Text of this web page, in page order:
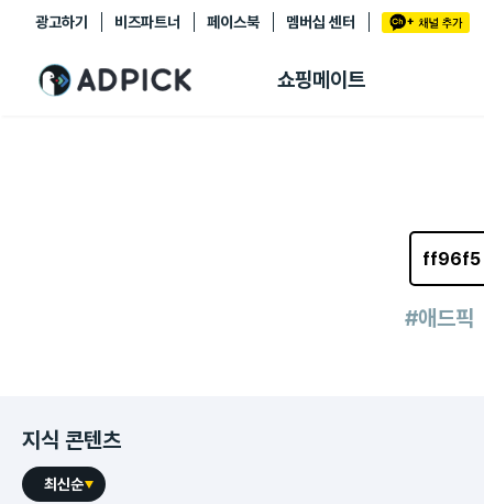
광고하기 비즈파트너 페이스북 멤버십 센터
쇼핑메이트
추천상품
쇼핑 에이전트
#애드픽
지식 콘텐츠
최신순